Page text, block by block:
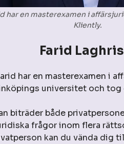
har en masterexamen i
Kliently.
Farid
har en masterexamen i
universitet och tog
biträder både
frågor inom flera
kan du vända dig